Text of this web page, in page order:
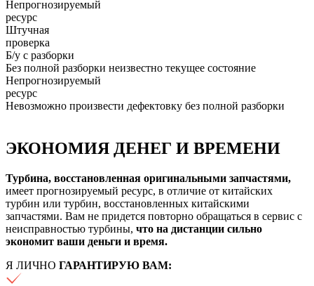
Непрогнозируемый
ресурс
Штучная
проверка
Б/у с разборки
Без полной разборки неизвестно текущее состояние
Непрогнозируемый
ресурс
Невозможно произвести дефектовку без полной разборки
ЭКОНОМИЯ ДЕНЕГ И ВРЕМЕНИ
Турбина, восстановленная оригинальными запчастями,
имеет прогнозируемый ресурс, в отличие от китайских
турбин или турбин, восстановленных китайскими
запчастями. Вам не придется повторно обращаться в сервис с
неисправностью турбины, что на дистанции сильно
экономит ваши деньги и время.
Я ЛИЧНО ГАРАНТИРУЮ ВАМ: